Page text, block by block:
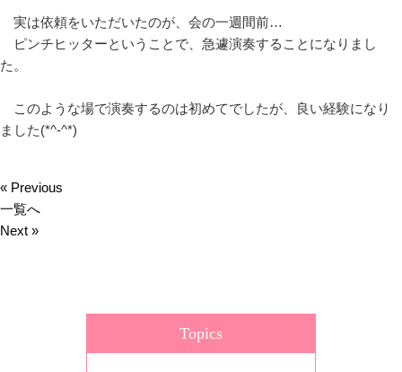
実は依頼をいただいたのが、会の一週間前…
ピンチヒッターということで、急遽演奏することになりまし
た。
このような場で演奏するのは初めてでしたが、良い経験になり
ました(*^-^*)
« Previous
一覧へ
Next »
Topics